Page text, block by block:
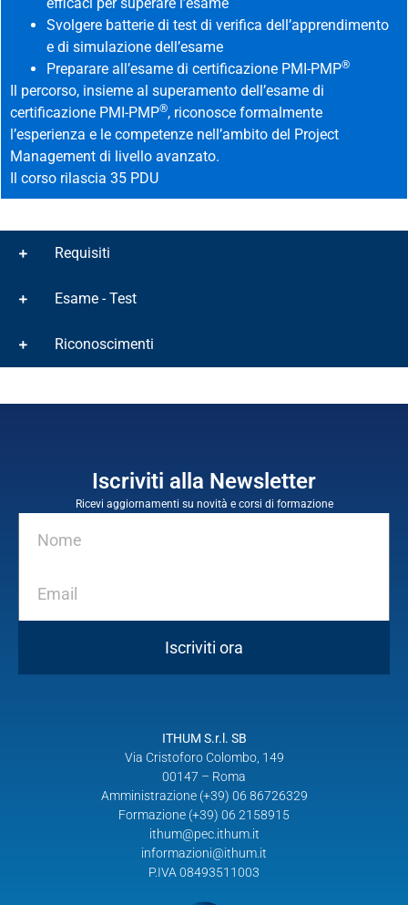
Svolgere batterie di test di verifica dell’apprendimento
e di simulazione dell’esame
Preparare all’esame di certificazione PMI-PMP®
Il percorso, insieme al superamento dell’esame di
certificazione PMI-PMP®, riconosce formalmente
l’esperienza e le competenze nell’ambito del Project
Management di livello avanzato.
Il corso rilascia 35 PDU
Requisiti
Esame - Test
Riconoscimenti
Iscriviti alla Newsletter
Ricevi aggiornamenti su novità e corsi di formazione
Iscriviti ora
ITHUM S.r.l. SB
Via Cristoforo Colombo, 149
00147 – Roma
Amministrazione (+39) 06 86726329
Formazione (+39) 06 2158915
ithum@pec.ithum.it
informazioni@ithum.it
P.IVA 08493511003